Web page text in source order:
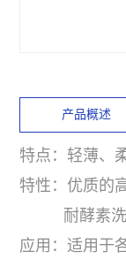
产品概述
特点：轻薄、
特性：优质的
耐酵素洗（
应用：适用于